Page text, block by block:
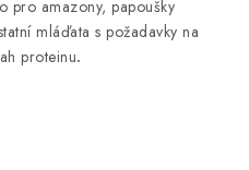
pro amazony, papoušky
mláďata s požadavky na
proteinu.